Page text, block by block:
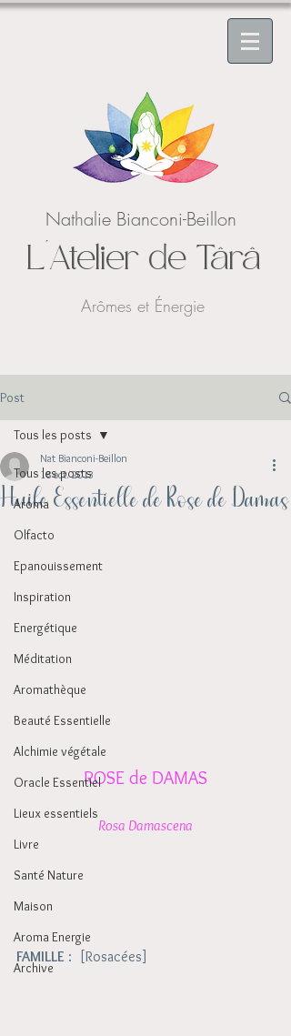
Nathalie Bianconi-Beillon
L'Atelier de Târâ
Arômes et Énergie
Post
Tous les posts
Aroma
Olfacto
Epanouissement
Inspiration
Energétique
Méditation
Aromathèque
Beauté Essentielle
Alchimie végétale
Oracle Essentiel
Lieux essentiels
Livre
Santé Nature
Maison
Aroma Energie
Archive
Tous les posts
Huile Essentielle de Rose de Damas
Nat Bianconi-Beillon
18 oct. 2013
ROSE de DAMAS
Rosa Damascena
FAMILLE :  [Rosacées]